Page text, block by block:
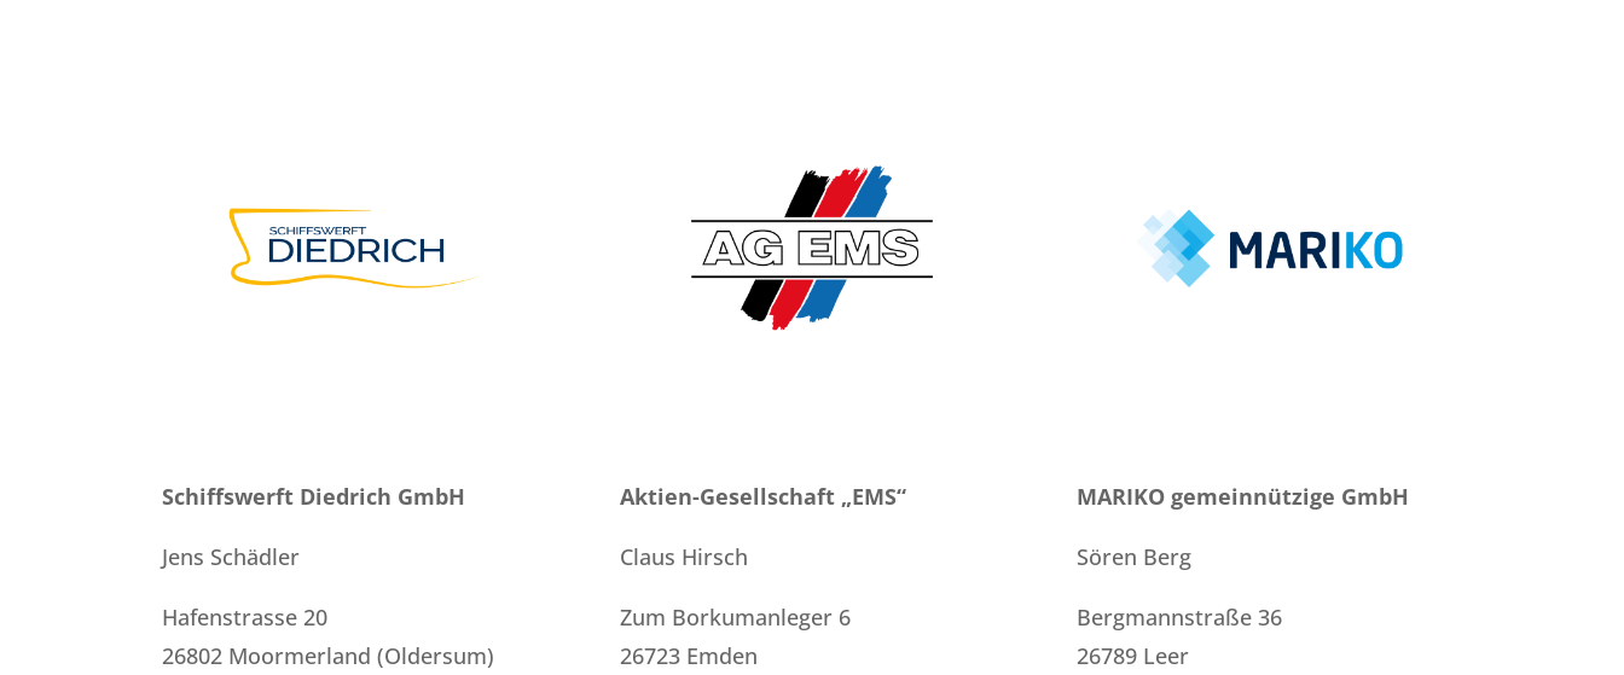
Schiffswerft Diedrich GmbH
Jens Schädler
Hafenstrasse 20
26802 Moormerland (Oldersum)
Aktien-Gesellschaft „EMS“
Claus Hirsch
Zum Borkumanleger 6
26723 Emden
MARIKO gemeinnützige GmbH
Sören Berg
Bergmannstraße 36
26789 Leer